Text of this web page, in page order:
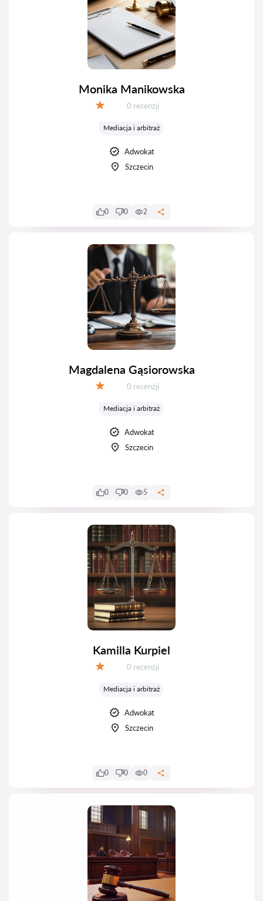
Monika Manikowska
Recenzji:
0 recenzji
Mediacja i arbitraż
Adwokat
Szczecin
0 0 2
Magdalena Gąsiorowska
Recenzji:
0 recenzji
Mediacja i arbitraż
Adwokat
Szczecin
0 0 5
Kamilla Kurpiel
Recenzji:
0 recenzji
Mediacja i arbitraż
Adwokat
Szczecin
0 0 0